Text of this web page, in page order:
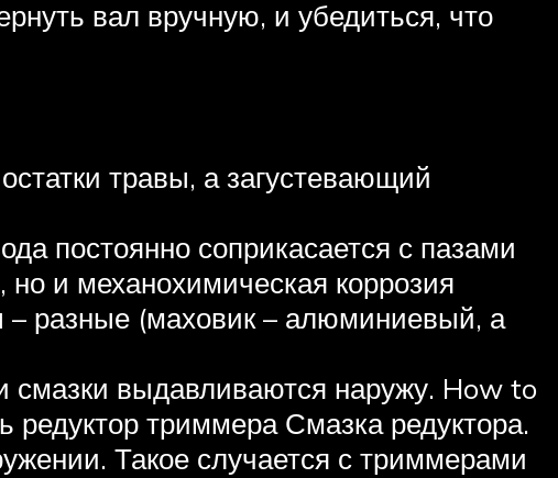
вал вручную, и убедиться, что
травы, а загустевающий
постоянно соприкасается с пазами
и механохимическая коррозия
– разные (маховик – алюминиевый, а
смазки выдавливаются наружу. How to
триммера Смазка редуктора.
Такое случается с триммерами